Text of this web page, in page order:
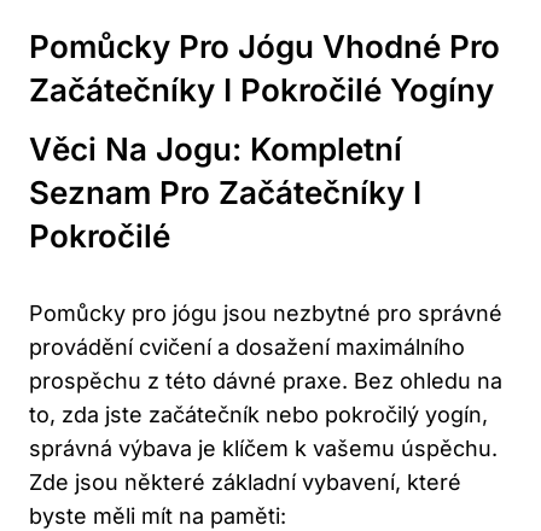
Pomůcky Pro Jógu Vhodné Pro
Začátečníky I Pokročilé Yogíny
Věci Na Jogu: Kompletní
Seznam Pro Začátečníky I
Pokročilé
Pomůcky pro jógu jsou nezbytné pro správné
provádění cvičení a dosažení maximálního
prospěchu z této dávné praxe. Bez ohledu na
to, zda jste začátečník nebo pokročilý yogín,
správná výbava je klíčem k vašemu úspěchu.
Zde jsou některé základní vybavení, které
byste měli mít na paměti: